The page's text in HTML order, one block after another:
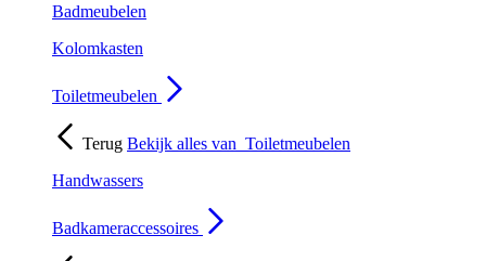
Badmeubelen
Kolomkasten
Toiletmeubelen
Terug Bekijk alles van Toiletmeubelen
Handwassers
Badkameraccessoires